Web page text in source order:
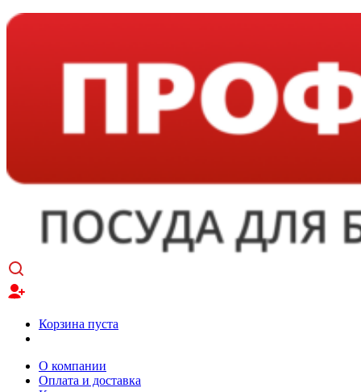
Корзина пуста
О компании
Оплата и доставка